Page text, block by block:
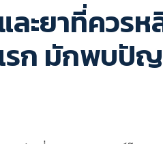
ะยาที่ควรห
รก มักพบปั